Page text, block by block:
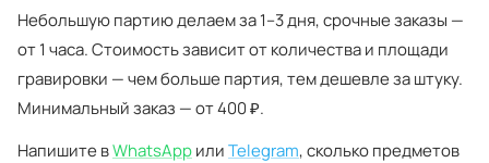
Небольшую партию делаем за 1–3 дня, срочные заказы —
от 1 часа. Стоимость зависит от количества и площади
гравировки — чем больше партия, тем дешевле за штуку.
Минимальный заказ — от 400 ₽.
Напишите вWhatsAppилиTelegram, сколько предметов